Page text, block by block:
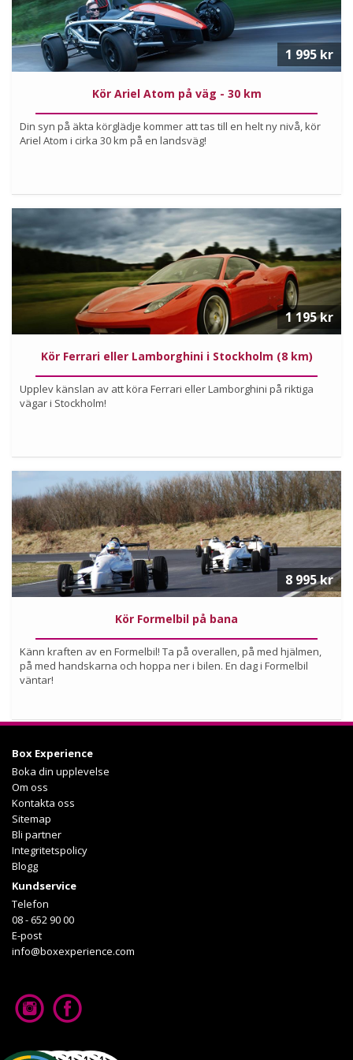
Kör Ariel Atom på väg - 30 km
Din syn på äkta körglädje kommer att tas till en helt ny nivå, kör
Ariel Atom i cirka 30 km på en landsväg!
1 995 kr
Köp
Läs mer om upplevelsen
Kör Ferrari eller Lamborghini i Stockholm (8 km)
Upplev känslan av att köra Ferrari eller Lamborghini på riktiga
vägar i Stockholm!
1 195 kr
Köp
Läs mer om upplevelsen
Kör Formelbil på bana
Känn kraften av en Formelbil! Ta på overallen, på med hjälmen,
på med handskarna och hoppa ner i bilen. En dag i Formelbil
väntar!
8 995 kr
Box Experience
Boka din upplevelse
Om oss
Kontakta oss
Sitemap
Bli partner
Integritetspolicy
Blogg
Kundservice
Telefon
08 - 652 90 00
E-post
info@boxexperience.com